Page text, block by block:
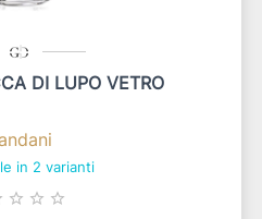
DI LUPO VETRO
in 2 varianti
star_border star_border star_border